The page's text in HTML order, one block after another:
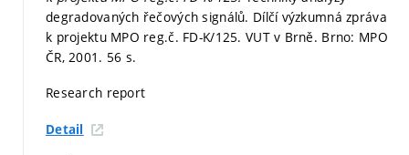
degradovaných řečových signálů. Dílčí výzkumná zpráva
k projektu MPO reg.č. FD-K/125. VUT v Brně. Brno: MPO
ČR, 2001. 56 s.
Research report
Detail